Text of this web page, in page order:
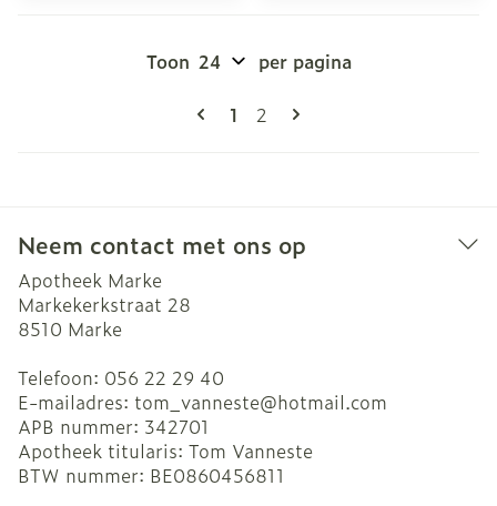
Pagina's
U lees momenteel pagina
1 Pagina
2
Toon per pagina
Neem contact met ons op
Apotheek Marke
Markekerkstraat 28
8510 Marke
Telefoon: 056 22 29 40
E-mailadres: tom_vanneste@hotmail.com
APB nummer: 342701
Apotheek titularis: Tom Vanneste
BTW nummer: BE0860456811